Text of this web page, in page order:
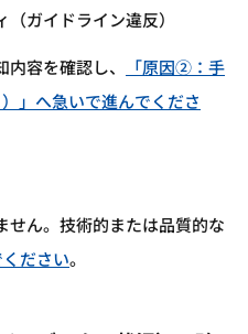
ガイドライン違反）
容を確認し、
「原因②：手
」へ急いで進んでくださ
せん。技術的または品質的な
ださい。